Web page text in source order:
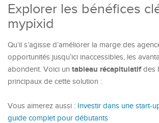
Explorer les bénéfices
mypixid
Qu’il s’agisse d’améliorer la marge des
opportunités jusqu’ici inaccessibles, les
abondent. Voici un tableau récapitulatifdes
principaux de cette solution :
Vous aimerez aussi : Investir dans une start-
guide complet pour débutants